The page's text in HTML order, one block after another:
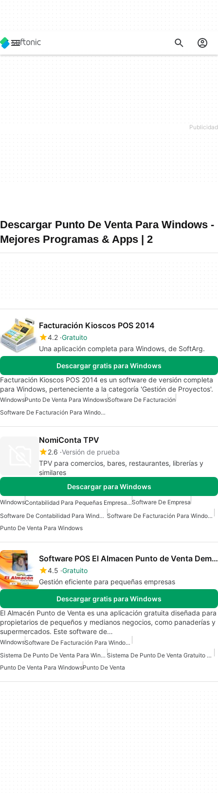
Descargar Punto De Venta Para Windows -
Mejores Programas & Apps | 2
Facturación Kioscos POS 2014
4.2 Gratuito
Una aplicación completa para Windows, de SoftArg.
Descargar gratis para Windows
Facturación Kioscos POS 2014 es un software de versión completa
para Windows, perteneciente a la categoría 'Gestión de Proyectos'.
WindowsPunto De Venta Para WindowsSoftware De Facturación
Software De Facturación Para Windows
NomiConta TPV
2.6 Versión de prueba
TPV para comercios, bares, restaurantes, librerías y
similares
Descargar para Windows
Windows Contabilidad Para Pequeñas Empresas Para WindowsSoftware De Empresa
Software De Contabilidad Para Windows
Software De Facturación Para Windows
Punto De Venta Para Windows
Software POS El Almacen Punto de Venta Demo Gratis
4.5 Gratuito
Gestión eficiente para pequeñas empresas
Descargar gratis para Windows
El Almacén Punto de Venta es una aplicación gratuita diseñada para
propietarios de pequeños y medianos negocios, como panaderías y
supermercados. Este software de…
Windows
Software De Facturación Para Windows
Sistema De Punto De Venta Para Windows
Sistema De Punto De Venta Gratuito Para Windows
Punto De Venta Para WindowsPunto De Venta